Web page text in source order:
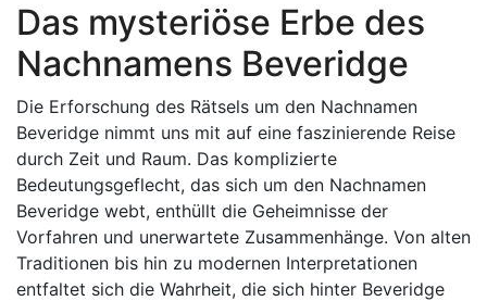
Das mysteriöse Erbe des
Nachnamens Beveridge
Die Erforschung des Rätsels um den Nachnamen
Beveridge nimmt uns mit auf eine faszinierende Reise
durch Zeit und Raum. Das komplizierte
Bedeutungsgeflecht, das sich um den Nachnamen
Beveridge webt, enthüllt die Geheimnisse der
Vorfahren und unerwartete Zusammenhänge. Von alten
Traditionen bis hin zu modernen Interpretationen
entfaltet sich die Wahrheit, die sich hinter Beveridge